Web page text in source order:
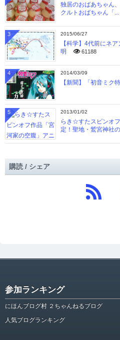
独居のおばあちゃん
クルトおばちゃん「...
2015/06/27
【科学】4代前にネ
明
61188
3
2014/03/09
【新聞】「初音ミク
4
2013/01/02
らき☆すたスピンオ
定！聖地・鷲宮神社の
5
購読 / シェア
参加ランキング
にほんブログ村 ２ちゃんねるブログ
人気ブログランキング